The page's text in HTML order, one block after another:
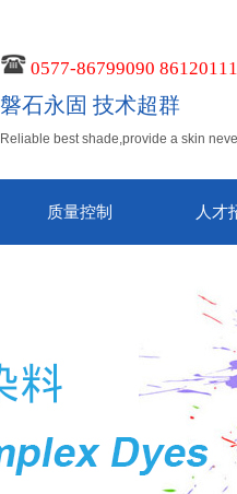
0577-86799090 86120111
磐石永固 技术超群
Reliable best shade,provide a skin
质量控制 人才